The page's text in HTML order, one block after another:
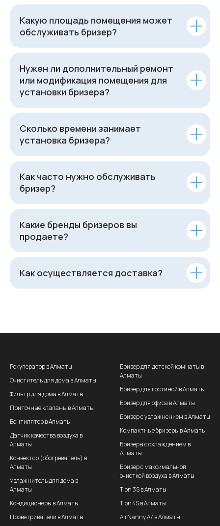
Какую площадь помещения может
обслуживать бризер?
Нужен ли дополнительный ремонт
или модификация помещения для
установки бризера?
Сколько времени занимает
установка бризера?
Как часто нужно обслуживать
бризер?
Какие бренды бризеров вы
продаете?
Как осуществляется доставка?
Рекуператор в Алматы
Очиститель для дома в Алматы
Фильтр для дома в Алматы
Приточные клапаны в Алматы
Вентилятор в Алматы
Датчик качества воздуха в
Алматы
Конвектор (обогреватель) в
Алматы
Увлажнитель для дома в
Алматы
Кондиционеры в Алматы
Проветриватели в Алматы
Бризер для детской комнаты в
Алматы
Бризер для гостиной в Алматы
Бризер для офиса в Алматы
Бризер с увлажнением в Алматы
Компактные бризеры в Алматы
Бризеры с охлаждением в
Алматы
Бризер с максимальной
очисткой воздуха в Алматы
Tion 3S в Алматы
Tion 4S в Алматы
AirNanny A7 в Алматы